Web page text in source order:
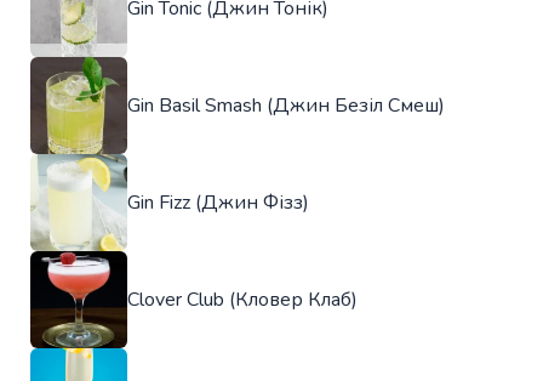
Gin Tonic (Джин Тонік)
Gin Basil Smash (Джин Безіл Смеш)
Gin Fizz (Джин Фізз)
Clover Club (Кловер Клаб)